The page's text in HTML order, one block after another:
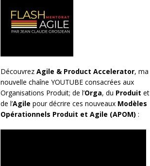
Découvrez Agile & Product Accelerator, ma
nouvelle chaîne YOUTUBE consacrées aux
Organisations Produit; de l’Orga, du Produit et
de l’Agile pour décrire ces nouveaux Modèles
Opérationnels Produit et Agile (APOM) :